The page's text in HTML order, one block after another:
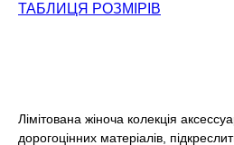
ТАБЛИЦЯ РОЗМІРІВ
Лімітована жіноча колекція
дорогоцінних матеріалів,